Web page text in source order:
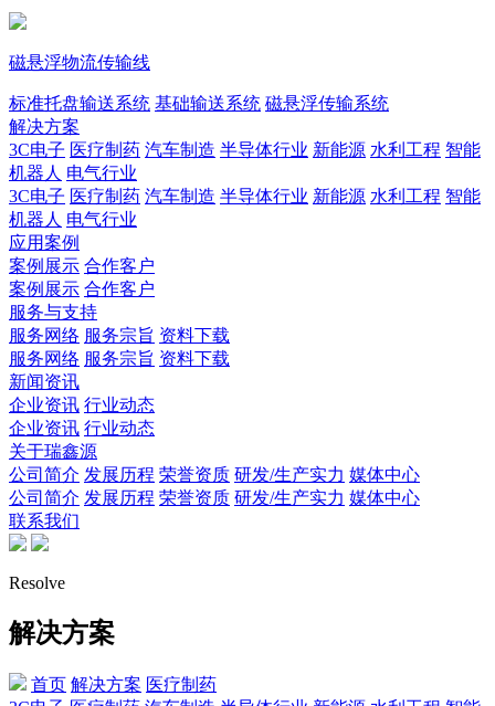
磁悬浮物流传输线
标准托盘输送系统 基础输送系统 磁悬浮传输系统
解决方案
3C电子 医疗制药 汽车制造 半导体行业 新能源 水利工程 智能
机器人 电气行业
3C电子 医疗制药 汽车制造 半导体行业 新能源 水利工程 智能
机器人 电气行业
应用案例
案例展示 合作客户
案例展示 合作客户
服务与支持
服务网络 服务宗旨 资料下载
服务网络 服务宗旨 资料下载
新闻资讯
企业资讯 行业动态
企业资讯 行业动态
关于瑞鑫源
公司简介 发展历程 荣誉资质 研发/生产实力 媒体中心
公司简介 发展历程 荣誉资质 研发/生产实力 媒体中心
联系我们
Resolve
解决方案
首页 解决方案 医疗制药